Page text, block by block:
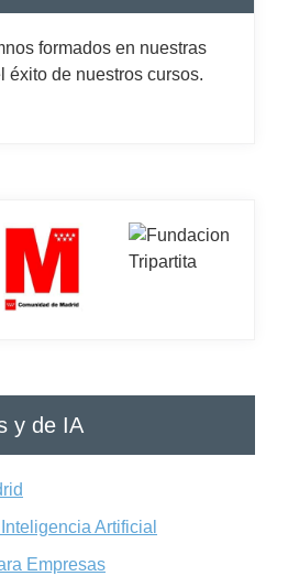
formados en nuestras
éxito de nuestros cursos.
y de IA
Artificial
Empresas